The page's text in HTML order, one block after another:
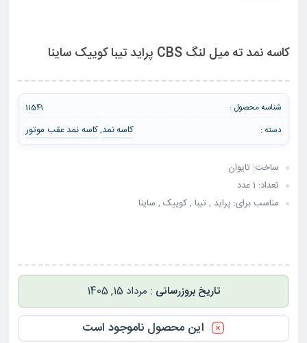
کاسه نمد ته میل لنگ CBS پراید تیبا کوییک ساینا
شناسه محصول :
11541
دسته :
کاسه نمد,کاسه نمد عقب موتور
ساخت: تایوان
تعداد: 1 عدد
مناسب برای: پراید , تیبا , کوییک , ساینا
مرداد 15, 1405
این محصول ناموجود است